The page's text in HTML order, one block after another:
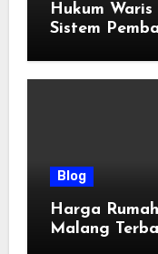
Hukum
Sistem
Blog
Harga
Malang